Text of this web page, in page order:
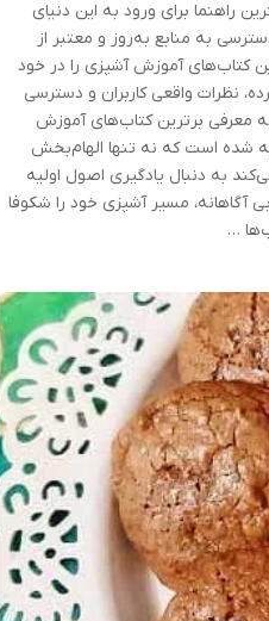
راهنما برای ورود به این دنیای
به منابع به‌روز و معتبر از
کتاب‌های آموزش آشپزی را در خود
نظرات واقعی کاربران و دسترسی
معرفی برترین کتاب‌های آموزش
تهیه شده است که نه تنها الهام‌بخش
به دنبال یادگیری اصول اولیه
آگاهانه، مسیر آشپزی خود را شکوفا
…